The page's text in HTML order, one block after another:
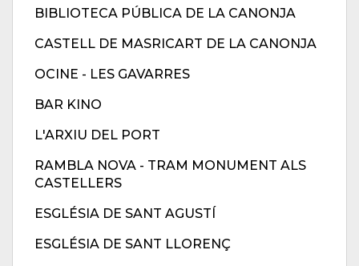
BIBLIOTECA PÚBLICA DE LA CANONJA
CASTELL DE MASRICART DE LA CANONJA
OCINE - LES GAVARRES
BAR KINO
L'ARXIU DEL PORT
RAMBLA NOVA - TRAM MONUMENT ALS
CASTELLERS
ESGLÉSIA DE SANT AGUSTÍ
ESGLÉSIA DE SANT LLORENÇ